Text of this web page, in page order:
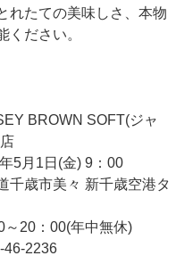
れたての美味しさ、本物
ください。
SOFT(ジャ
5月1日(金) 9：00
々 新千歳空港タ
00(年中無休)